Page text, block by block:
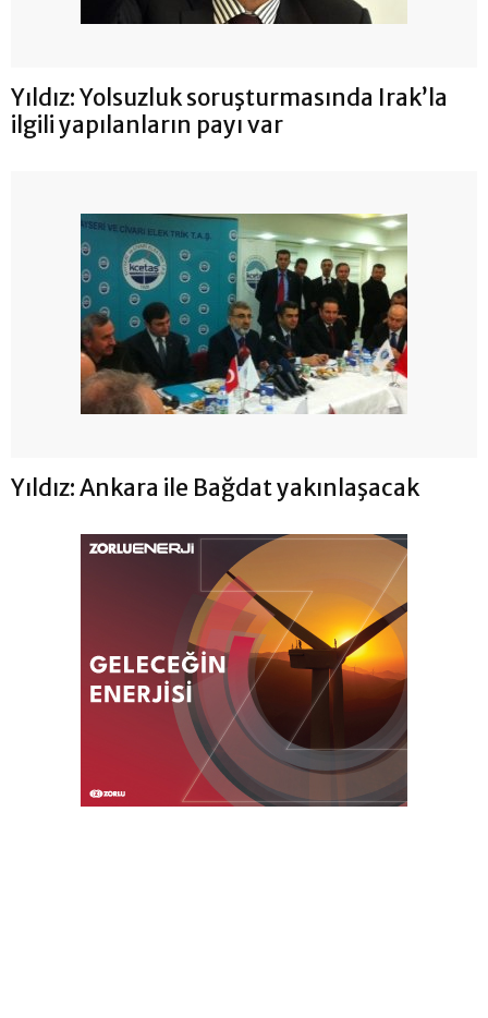
Yıldız: Yolsuzluk soruşturmasında Irak’la
ilgili yapılanların payı var
Yıldız: Ankara ile Bağdat yakınlaşacak